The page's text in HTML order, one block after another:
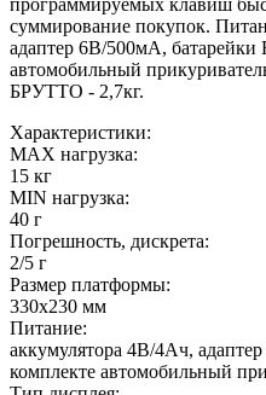
программируемых клавиш
суммирование покупок.
адаптер 6В/500мА, батарейки
автомобильный
БРУТТО - 2,7кг.
Характеристики:
MAX нагрузка:
15 кг
MIN нагрузка:
40 г
Погрешность, дискрета:
2/5 г
Размер платформы:
330x230 мм
Питание:
аккумулятора 4В/4Ач,
комплекте автомобильный